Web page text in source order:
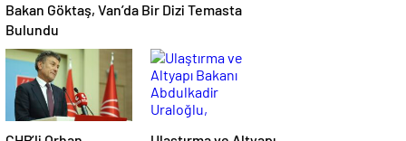
Bakan Göktaş, Van’da Bir Dizi Temasta
Bulundu